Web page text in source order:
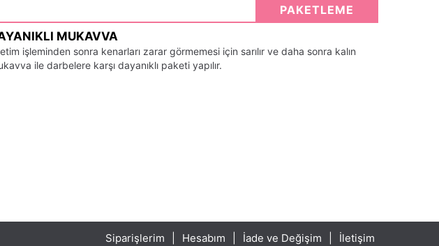
PAKETLEME
MUKAVVA
işleminden sonra kenarları zarar görmemesi için sarılır ve daha sonra kalın
ile darbelere karşı dayanıklı paketi yapılır.
Siparişlerim Hesabım İade ve Değişim İletişim